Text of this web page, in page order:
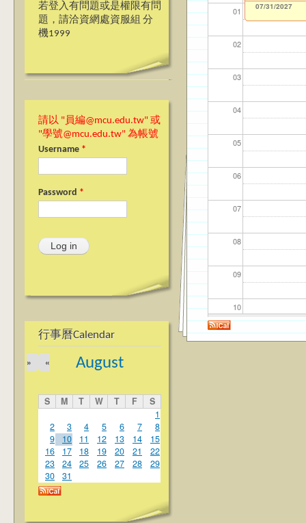
若登入有問題或是權限有問
題，請洽資網處資服組 分
機1999
請以 "員編@mcu.edu.tw" 或
"學號@mcu.edu.tw" 為帳號
Username *
Password *
行事曆Calendar
August
«
»
S M T W T F
S
1
2
3 4 5 6 7
8
9
10 11 12 13 14
15
16
17 18 19 20 21
22
23
24 25 26 27 28
29
30
31
01
02
03
04
05
06
07
08
09
10
11
12/31/2027
07/31/2027